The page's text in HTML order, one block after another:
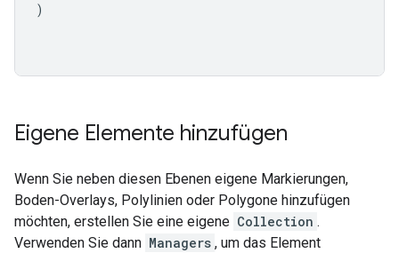
)
Eigene Elemente hinzufügen
Wenn Sie neben diesen Ebenen eigene Markierungen,
Boden-Overlays, Polylinien oder Polygone hinzufügen
möchten, erstellen Sie eine eigene Collection .
Verwenden Sie dann Managers , um das Element